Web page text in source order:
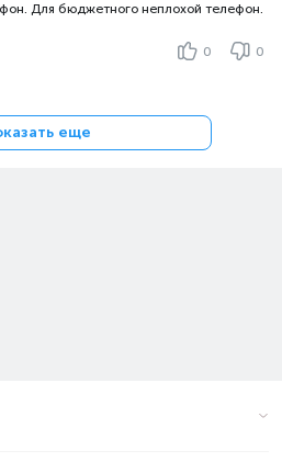
Для бюджетного неплохой телефон.
0 0
еще